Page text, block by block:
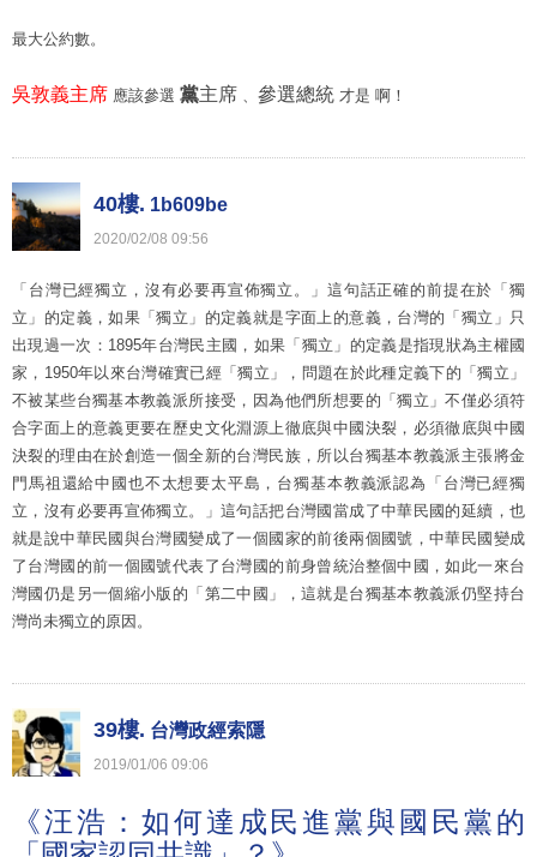
最大公約數。
吳敦義主席 應該參選 黨主席 、 參選總統 才是 啊！
40樓. 1b609be
2020/02/08 09:56
「台灣已經獨立，沒有必要再宣佈獨立。」這句話正確的前提在於「獨
立」的定義，如果「獨立」的定義就是字面上的意義，台灣的「獨立」只
出現過一次：1895年台灣民主國，如果「獨立」的定義是指現狀為主權國
家，1950年以來台灣確實已經「獨立」，問題在於此種定義下的「獨立」
不被某些台獨基本教義派所接受，因為他們所想要的「獨立」不僅必須符
合字面上的意義更要在歷史文化淵源上徹底與中國決裂，必須徹底與中國
決裂的理由在於創造一個全新的台灣民族，所以台獨基本教義派主張將金
門馬祖還給中國也不太想要太平島，台獨基本教義派認為「台灣已經獨
立，沒有必要再宣佈獨立。」這句話把台灣國當成了中華民國的延續，也
就是說中華民國與台灣國變成了一個國家的前後兩個國號，中華民國變成
了台灣國的前一個國號代表了台灣國的前身曾統治整個中國，如此一來台
灣國仍是另一個縮小版的「第二中國」，這就是台獨基本教義派仍堅持台
灣尚未獨立的原因。
39樓. 台灣政經索隱
2019/01/06 09:06
《汪浩：如何達成民進黨與國民黨的